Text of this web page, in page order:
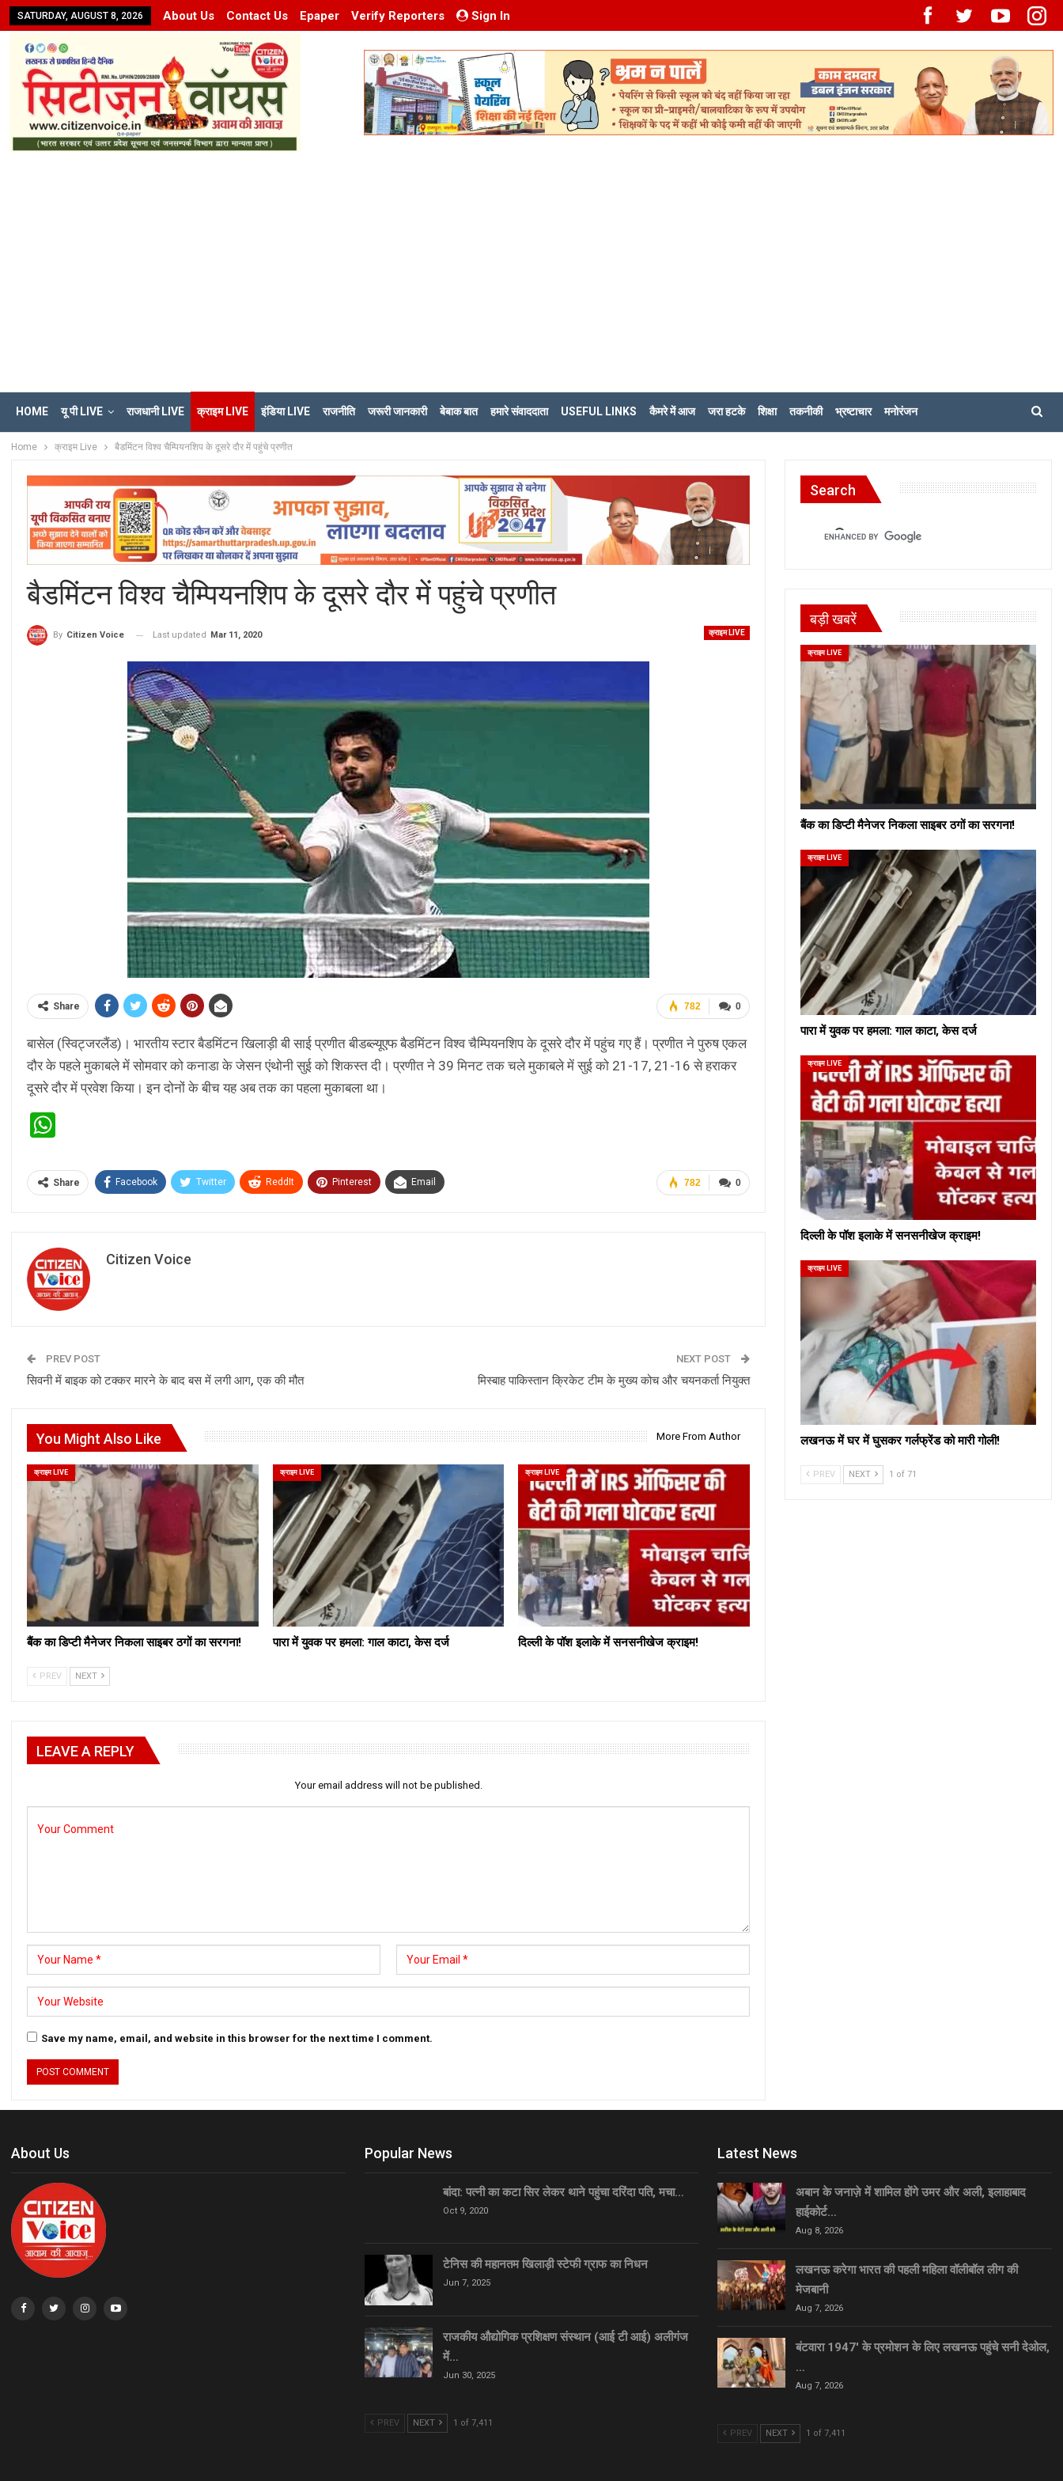
SATURDAY, AUGUST 8, 2026 About Us Contact Us Epaper Verify Reporters Sign In
HOME यू पी LIVE राजधानी LIVE क्राइम LIVE इंडिया LIVE राजनीति जरूरी जानकारी बेबाक बात हमारे संवाददाता USEFUL LINKS कैमरे में आज जरा हटके शिक्षा तकनीकी भ्रष्टाचार मनोरंजन
Home क्राइम Live बैडमिंटन विश्व चैम्पियनशिप के दूसरे दौर में पहुंचे प्रणीत
बैडमिंटन विश्व चैम्पियनशिप के दूसरे दौर में पहुंचे प्रणीत
क्राइम LIVE
By Citizen Voice Last updated Mar 11, 2020
0
782
Share
बासेल (स्विट्जरलैंड)। भारतीय स्टार बैडमिंटन खिलाड़ी बी साई प्रणीत बीडब्ल्यूएफ बैडमिंटन विश्व चैम्पियनशिप के दूसरे दौर में पहुंच गए हैं। प्रणीत ने पुरुष एकल
दौर के पहले मुकाबले में सोमवार को कनाडा के जेसन एंथोनी सुई को शिकस्त दी। प्रणीत ने 39 मिनट तक चले मुकाबले में सुई को 21-17, 21-16 से हराकर
दूसरे दौर में प्रवेश किया। इन दोनों के बीच यह अब तक का पहला मुकाबला था।
0
782
Share Facebook Twitter ReddIt Pinterest Email
Citizen Voice
PREV POST
सिवनी में बाइक को टक्कर मारने के बाद बस में लगी आग, एक की मौत
NEXT POST
मिस्बाह पाकिस्तान क्रिकेट टीम के मुख्य कोच और चयनकर्ता नियुक्त
You Might Also Like More From Author
क्राइम LIVE
बैंक का डिप्टी मैनेजर निकला साइबर ठगों का सरगना!
क्राइम LIVE
पारा में युवक पर हमला: गाल काटा, केस दर्ज
क्राइम LIVE
दिल्ली के पॉश इलाके में सनसनीखेज क्राइम!
PREV NEXT
LEAVE A REPLY
Your email address will not be published.
Save my name, email, and website in this browser for the next time I comment.
Search
बड़ी खबरें
क्राइम LIVE
बैंक का डिप्टी मैनेजर निकला साइबर ठगों का सरगना!
क्राइम LIVE
पारा में युवक पर हमला: गाल काटा, केस दर्ज
क्राइम LIVE
दिल्ली के पॉश इलाके में सनसनीखेज क्राइम!
क्राइम LIVE
लखनऊ में घर में घुसकर गर्लफ्रेंड को मारी गोली!
PREV NEXT 1 of 71
About Us Popular News
बांदा: पत्नी का कटा सिर लेकर थाने पहुंचा दरिंदा पति, मचा…
Oct 9, 2020
टेनिस की महानतम खिलाड़ी स्टेफी ग्राफ का निधन
Jun 7, 2025
राजकीय औद्योगिक प्रशिक्षण संस्थान (आई टी आई) अलीगंज
में…
Jun 30, 2025
PREV NEXT 1 of 7,411
Latest News
अबान के जनाज़े में शामिल होंगे उमर और अली, इलाहाबाद
हाईकोर्ट…
Aug 8, 2026
लखनऊ करेगा भारत की पहली महिला वॉलीबॉल लीग की
मेजबानी
Aug 7, 2026
बंटवारा 1947′ के प्रमोशन के लिए लखनऊ पहुंचे सनी देओल,
…
Aug 7, 2026
PREV NEXT 1 of 7,411